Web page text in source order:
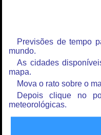
Previsões de tempo
mundo.
As cidades
mapa.
Mova o rato sobre o
Depois clique no
meteorológicas.